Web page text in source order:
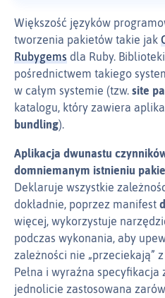
Większość języków
tworzenia pakietów takie jak
Rubygems dla Ruby.
pośrednictwem takiego
w całym systemie (tzw. site
katalogu, który zawiera
bundling).
Aplikacja dwunastu
domniemanym istnieniu
Deklaruje wszystkie
dokładnie, poprzez manifest
więcej, wykorzystuje
podczas wykonania, aby
zależności nie „przeciekają”
Pełna i wyraźna specyfikacja
jednolicie zastosowana